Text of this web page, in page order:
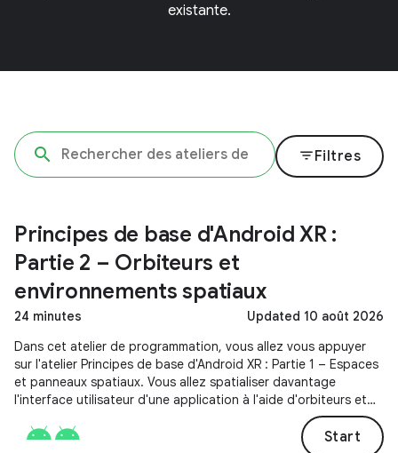
existante.
filter_listFiltres
Principes de base d'Android XR :
Partie 2 – Orbiteurs et
environnements spatiaux
24 minutes
Updated 10 août 2026
Dans cet atelier de programmation, vous allez vous appuyer
sur l'atelier Principes de base d'Android XR : Partie 1 – Espaces
et panneaux spatiaux. Vous allez spatialiser davantage
l'interface utilisateur d'une application à l'aide d'orbiteurs et
en personnalisant son espace Full Space en définissant une
préférence d'environnement.
Start